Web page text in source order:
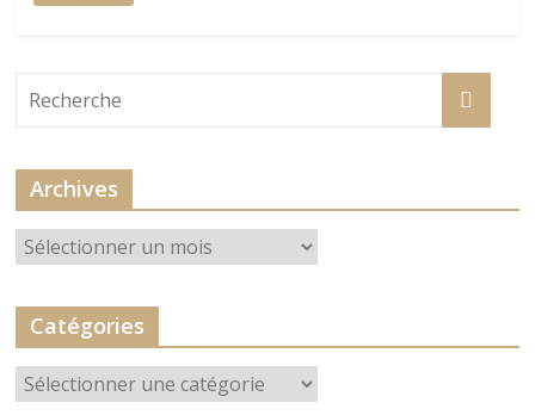
Archives
Archives
Catégories
Catégories